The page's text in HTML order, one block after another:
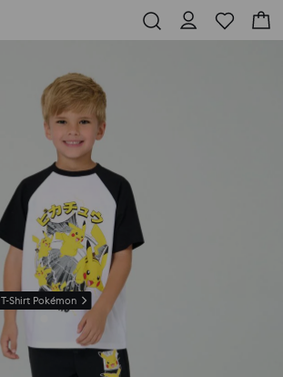
T-Shirt Pokémon